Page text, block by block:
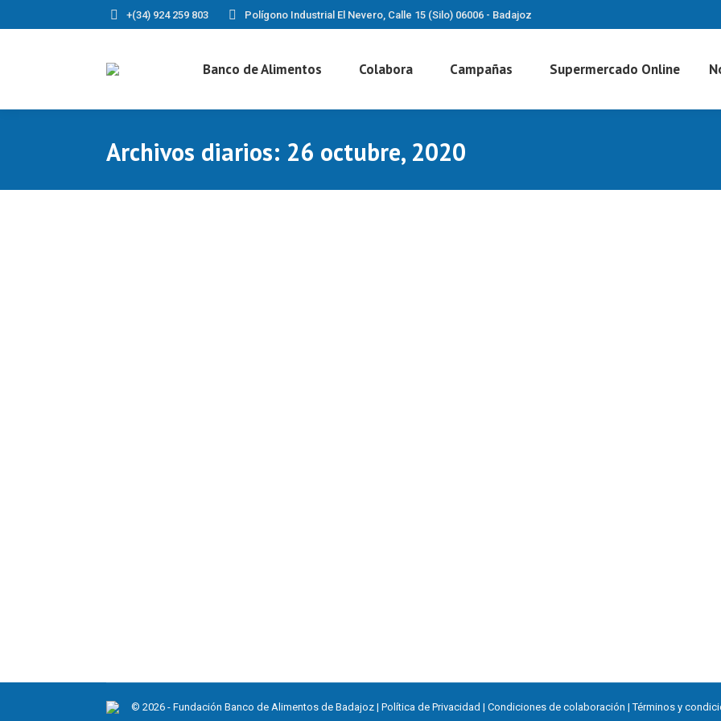
+(34) 924 259 803 Polígono Industrial El Nevero, Calle 15 (Silo) 06006 - Badajoz
Banco de Alimentos Colabora Campañas Supermercado Online
Archivos diarios: 26 octubre, 2020
© 2026 - Fundación Banco de Alimentos de Badajoz | Política de Privacidad | Condiciones de colaboración |Términos y